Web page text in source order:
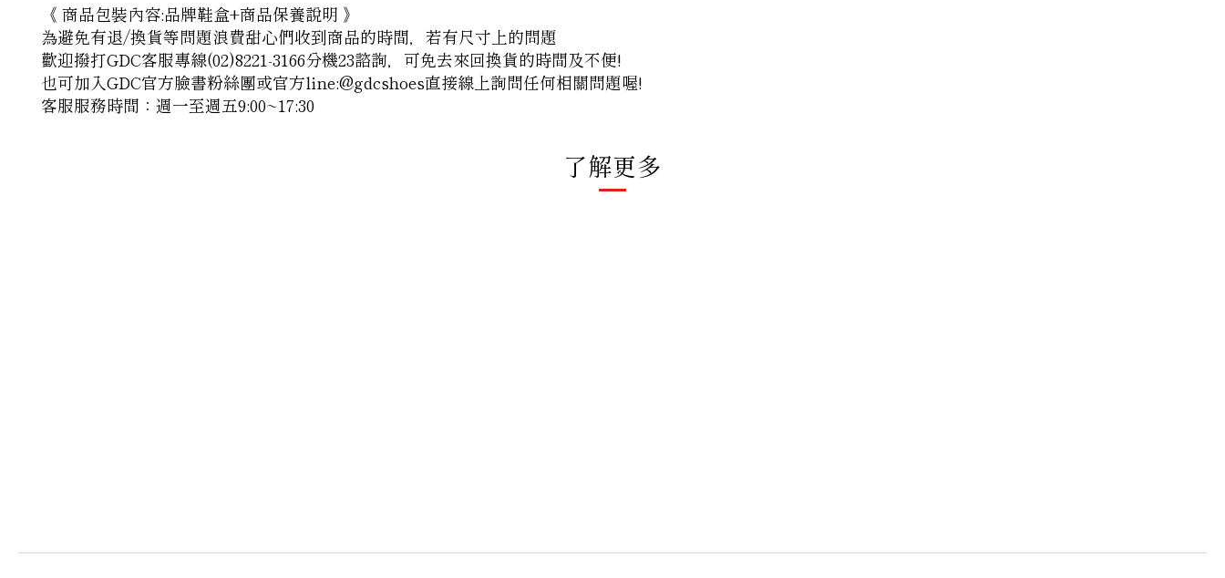
《 商品包裝內容:品牌鞋盒+商品保養說明 》
為避免有退/換貨等問題浪費甜心們收到商品的時間，若有尺寸上的問題
歡迎撥打GDC客服專線(02)8221-3166分機23諮詢，可免去來回換貨的時間及不便!
也可加入GDC官方臉書粉絲團或官方line:@gdcshoes直接線上詢問任何相關問題喔!
客服服務時間：週一至週五9:00~17:30
了解更多